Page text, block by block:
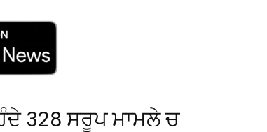
328 ਸਰੂਪ ਮਾਮਲੇ ਚ